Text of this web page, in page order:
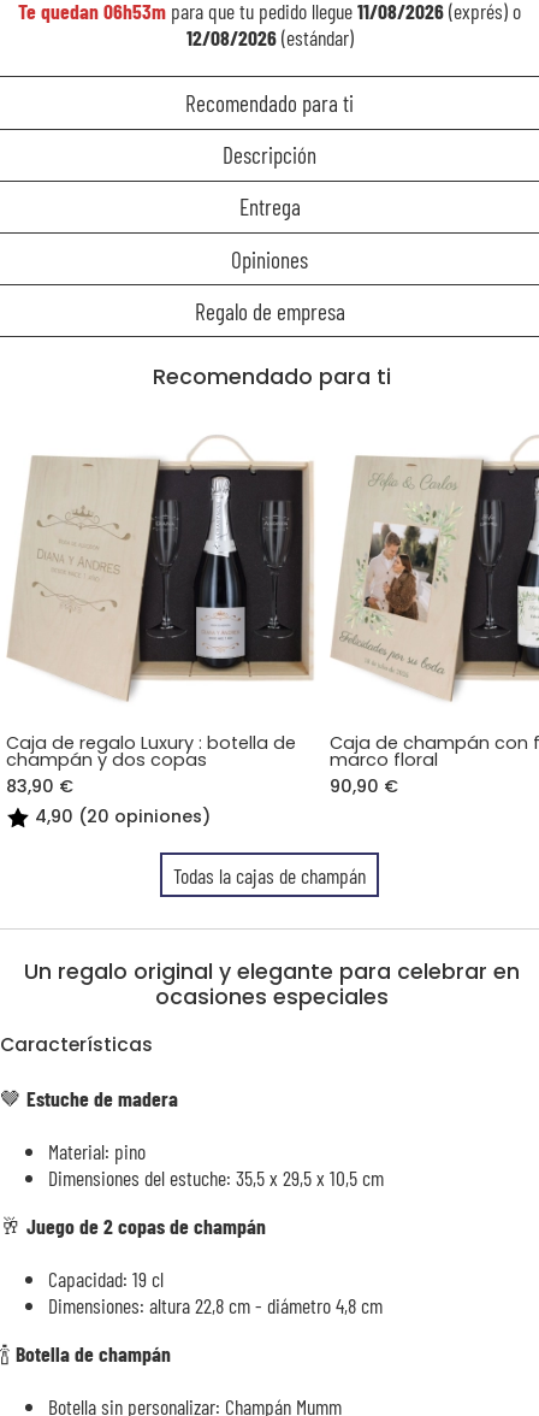
Te quedan06h53m para que tu pedido llegue11/08/2026(exprés) o
12/08/2026(estándar)
Recomendado para ti
Descripción
Entrega
Opiniones
Regalo de empresa
Recomendado para ti
Caja de regalo Luxury : botella de
champán y dos copas
83,90 €
4,90 (20 opiniones)
Caja de champán con
marco floral
90,90 €
Todas la cajas de champán
Un regalo original y elegante para celebrar en
ocasiones especiales
Características
🤎 Estuche de madera
Material: pino
Dimensiones del estuche: 35,5 x 29,5 x 10,5 cm
🥂 Juego de 2 copas de champán
Capacidad: 19 cl
Dimensiones: altura 22,8 cm - diámetro 4,8 cm
🍾 Botella de champán
Botella sin personalizar: Champán Mumm